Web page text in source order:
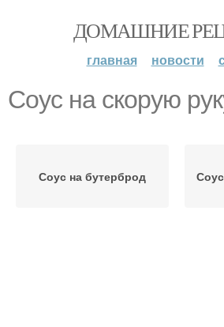
ДОМАШНИЕ
главная новости
Соус на скорую
Соус на бутерброд